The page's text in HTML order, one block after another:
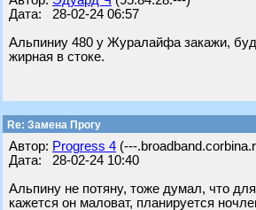
Дата: 28-02-24 06:57
Альпиниу 480 у Журалайфа закажи,
жирная в стоке.
Re: Замена Прогу
Автор: Progress 4 (---
Дата: 28-02-24 10:40
Альпину не потяну, тоже думал, что
кажется он маловат, планируется